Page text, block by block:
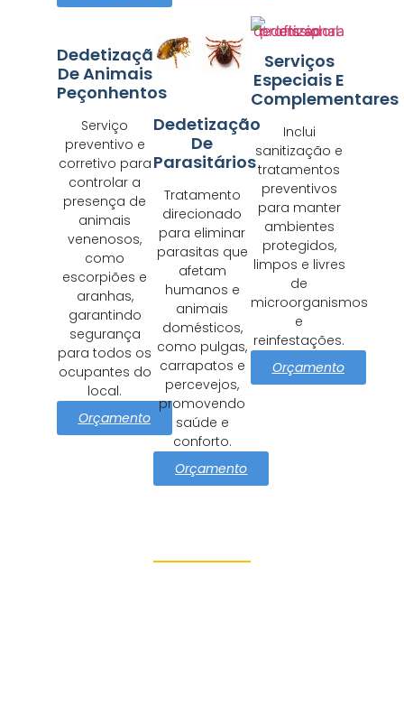
Dedetização
De Animais
Peçonhentos
Serviço
preventivo e
corretivo para
controlar a
presença de
animais
venenosos,
como
escorpiões e
aranhas,
garantindo
segurança
para todos os
ocupantes do
local.
Orçamento
Dedetização
De
Parasitários
Tratamento
direcionado
para eliminar
parasitas que
afetam
humanos e
animais
domésticos,
como pulgas,
carrapatos e
percevejos,
promovendo
saúde e
conforto.
Orçamento
Serviços
Especiais E
Complementares
Inclui
sanitização e
tratamentos
preventivos
para manter
ambientes
protegidos,
limpos e livres
de
microorganismos
e
reinfestações.
Orçamento